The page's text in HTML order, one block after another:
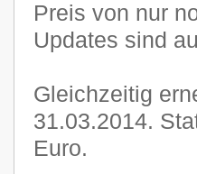
Preis von nur
Updates sind
Gleichzeitig
31.03.2014.
Euro.